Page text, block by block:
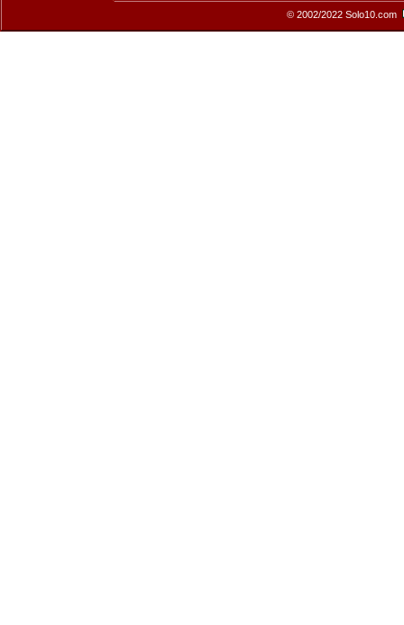
© 2002/2022 Solo10.com